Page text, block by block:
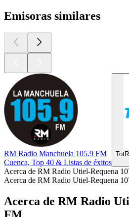
Emisoras similares
RM Radio Manchuela 105.9 FM
Cuenca, Top 40 & Listas de éxitos
Acerca de RM Radio Utiel-Requena
Acerca de RM Radio Utiel-Requena
Acerca de RM Radio
FM